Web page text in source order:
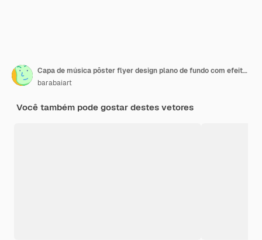
Capa de música pôster flyer design plano de fundo com efeito de luz colorida
barabaiart
Você também pode gostar destes vetores